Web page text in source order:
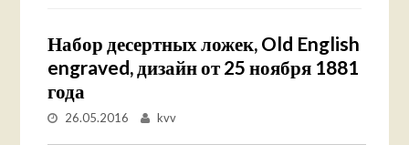
Набор десертных ложек, Old English
engraved, дизайн от 25 ноября 1881
года
26.05.2016 kvv